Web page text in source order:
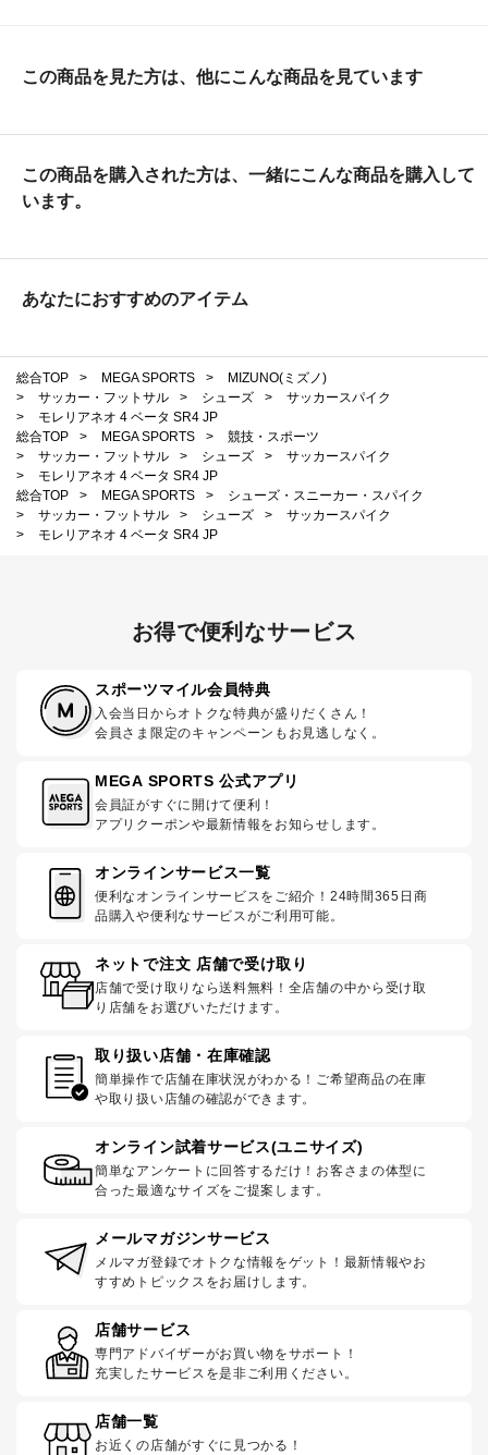
この商品を見た方は、他にこんな商品を見ています
この商品を購入された方は、一緒にこんな商品を購入して
います。
あなたにおすすめのアイテム
総合TOP > MEGA SPORTS >
MIZUNO(ミズノ)
>
サッカー・フットサル > シューズ >
サッカースパイク
>
モレリアネオ 4 ベータ SR4 JP
総合TOP
> MEGA SPORTS >
競技・スポーツ
>
サッカー・フットサル > シューズ >
サッカースパイク
>
モレリアネオ 4 ベータ SR4 JP
総合TOP
> MEGA SPORTS >
シューズ・スニーカー・スパイク
>
サッカー・フットサル > シューズ >
サッカースパイク
>
モレリアネオ 4 ベータ SR4 JP
お得で便利なサービス
スポーツマイル会員特典
入会当日からオトクな特典が盛りだくさん！
会員さま限定のキャンペーンもお見逃しなく。
MEGA SPORTS 公式アプリ
会員証がすぐに開けて便利！
アプリクーポンや最新情報をお知らせします。
オンラインサービス一覧
便利なオンラインサービスをご紹介！24時間365日商
品購入や便利なサービスがご利用可能。
ネットで注文 店舗で受け取り
店舗で受け取りなら送料無料！全店舗の中から受け取
り店舗をお選びいただけます。
取り扱い店舗・在庫確認
簡単操作で店舗在庫状況がわかる！ご希望商品の在庫
や取り扱い店舗の確認ができます。
オンライン試着サービス(ユニサイズ)
簡単なアンケートに回答するだけ！お客さまの体型に
合った最適なサイズをご提案します。
メールマガジンサービス
メルマガ登録でオトクな情報をゲット！最新情報やお
すすめトピックスをお届けします。
店舗サービス
専門アドバイザーがお買い物をサポート！
充実したサービスを是非ご利用ください。
店舗一覧
お近くの店舗がすぐに見つかる！